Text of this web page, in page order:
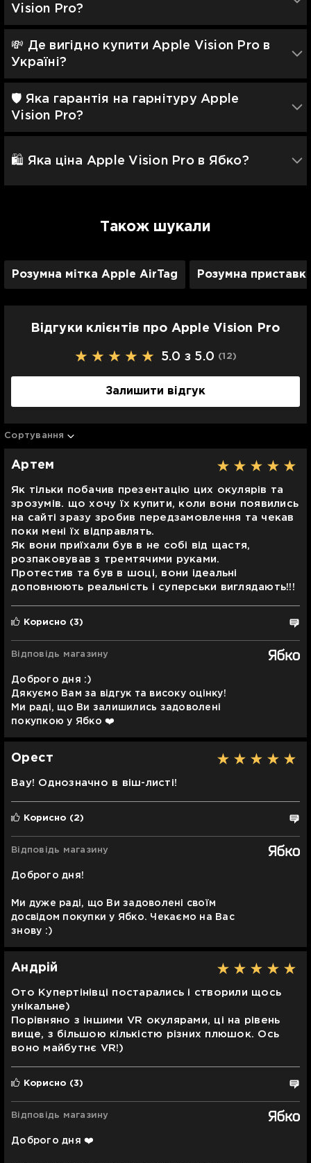
Vision Pro?
💸 Де вигідно купити Apple Vision Pro в
Україні?
🛡 Яка гарантія на гарнітуру Apple
Vision Pro?
🛍️ Яка ціна Apple Vision Pro в Ябко?
Також шукали
Розумна мітка Apple AirTag Розумна
Відгуки клієнтів про Apple Vision Pro
5.0 з 5.0 (12)
Залишити відгук
Сортування
Артем
Як тільки побачив презентацію цих окулярів та
зрозумів. що хочу їх купити, коли вони появились
на сайті зразу зробив передзамовлення та чекав
поки мені їх відправлять.
Як вони приїхали був в не собі від щастя,
розпаковував з тремтячими руками.
Протестив та був в шоці, вони ідеальні
доповнюють реальність і суперськи виглядають!!!
Корисно (3)
Відповідь магазину
Доброго дня :)
Дякуємо Вам за відгук та високу оцінку!
Ми раді, що Ви залишились задоволені
покупкою у Ябко ❤️
Орест
Вау! Однозначно в віш-листі!
Корисно (2)
Відповідь магазину
Доброго дня!
Ми дуже раді, що Ви задоволені своїм
досвідом покупки у Ябко. Чекаємо на Вас
знову :)
Андрій
Ото Купертінівці постарались і створили щось
унікальне)
Порівняно з іншими VR окулярами, ці на рівень
вище, з більшою кількістю різних плюшок. Ось
воно майбутнє VR!)
Корисно (3)
Відповідь магазину
Доброго дня ❤️